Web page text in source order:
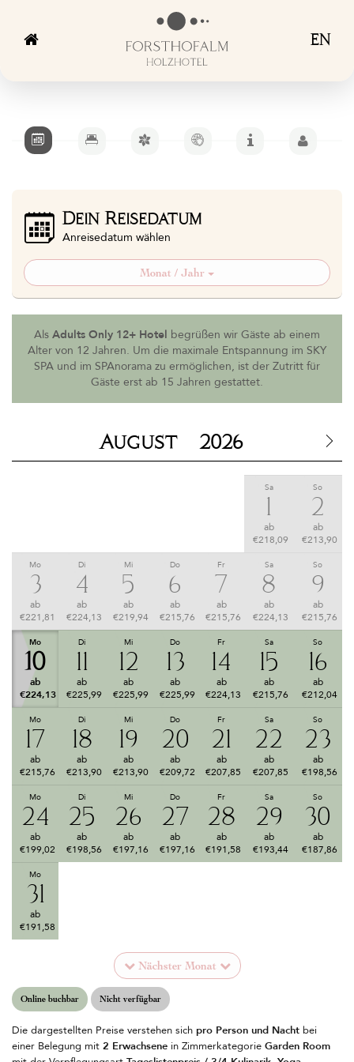
EN
Dein Reisedatum
Anreisedatum wählen
Monat / Jahr
Als Adults Only 12+ Hotel begrüßen wir Gäste ab einem
Alter von 12 Jahren. Um die maximale Entspannung im SKY
SPA und im SPAnorama zu ermöglichen, ist der Zutritt für
Gäste erst ab 15 Jahren gestattet.
August 2026
Sa
1
ab
€218,09
So
2
ab
€213,90
Mo
3
ab
€221,81
Di
4
ab
€224,13
Mi
5
ab
€219,94
Do
6
ab
€215,76
Fr
7
ab
€215,76
Sa
8
ab
€224,13
So
9
ab
€215,76
Mo
10
ab
€224,13
Di
11
ab
€225,99
Mi
12
ab
€225,99
Do
13
ab
€225,99
Fr
14
ab
€224,13
Sa
15
ab
€215,76
So
16
ab
€212,04
Mo
17
ab
€215,76
Di
18
ab
€213,90
Mi
19
ab
€213,90
Do
20
ab
€209,72
Fr
21
ab
€207,85
Sa
22
ab
€207,85
So
23
ab
€198,56
Mo
24
ab
€199,02
Di
25
ab
€198,56
Mi
26
ab
€197,16
Do
27
ab
€197,16
Fr
28
ab
€191,58
Sa
29
ab
€193,44
So
30
ab
€187,86
Mo
31
ab
€191,58
Nächster Monat
Online buchbar Nicht verfügbar
Die dargestellten Preise verstehen sich pro Person und Nacht bei
einer Belegung mit 2 Erwachsene in Zimmerkategorie Garden Room